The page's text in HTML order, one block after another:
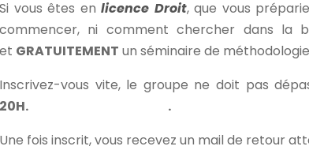
Si vous êtes enlicence Droit, que vous
commencer, ni comment chercher dans la
et GRATUITEMENT un séminaire de
Inscrivez-vous vite, le groupe ne doit pas
20H. .
Une fois inscrit, vous recevez un mail de retour